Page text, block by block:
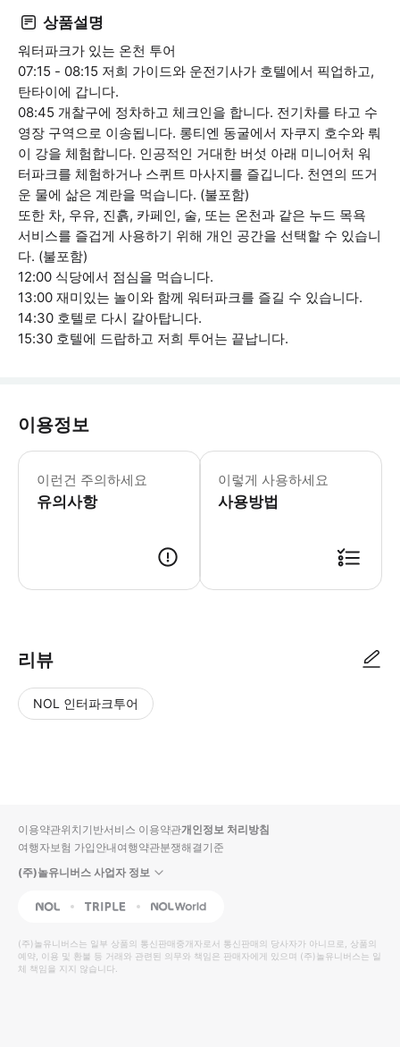
상품설명
워터파크가 있는 온천 투어
07:15 - 08:15 저희 가이드와 운전기사가 호텔에서 픽업하고,
탄타이에 갑니다.
08:45 개찰구에 정차하고 체크인을 합니다. 전기차를 타고 수
영장 구역으로 이송됩니다. 롱티엔 동굴에서 자쿠지 호수와 뤄
이 강을 체험합니다. 인공적인 거대한 버섯 아래 미니어처 워
터파크를 체험하거나 스퀴트 마사지를 즐깁니다. 천연의 뜨거
운 물에 삶은 계란을 먹습니다. (불포함)
또한 차, 우유, 진흙, 카페인, 술, 또는 온천과 같은 누드 목욕
서비스를 즐겁게 사용하기 위해 개인 공간을 선택할 수 있습니
다. (불포함)
12:00 식당에서 점심을 먹습니다.
13:00 재미있는 놀이와 함께 워터파크를 즐길 수 있습니다.
14:30 호텔로 다시 갈아탑니다.
15:30 호텔에 드랍하고 저희 투어는 끝납니다.
이용정보
이런건 주의하세요
유의사항
[서비스는 포함!] 1. 이동 서비스가
이렇게 사용하세요
사용방법
리뷰
NOL 인터파크투어
입니
다.
높
은
순
동
영
상
순
상
이용약관위치기반서비스 이용약관개인정보 처리방침
여행자보험 가입안내여행약관분쟁해결기준
(주)놀유니버스 사업자 정보
NOL Triple Interpark Global
(주)놀유니버스는 일부 상품의 통신판매중개자로서 통신판매의 당사자가 아니므로, 상품의
예약, 이용 및 환불 등 거래와 관련된 의무와 책임은 판매자에게 있으며 (주)놀유니버스는 일
체 책임을 지지 않습니다.